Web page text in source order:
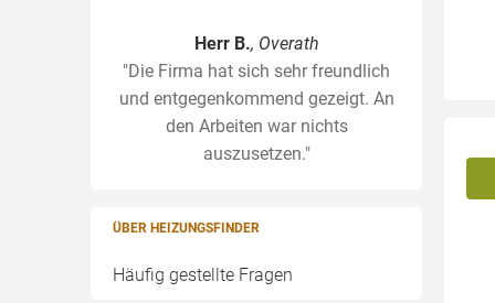
Herr B., Overath
"Die Firma hat sich sehr freundlich
und entgegenkommend gezeigt. An
den Arbeiten war nichts
auszusetzen."
ÜBER HEIZUNGSFINDER
Häufig gestellte Fragen